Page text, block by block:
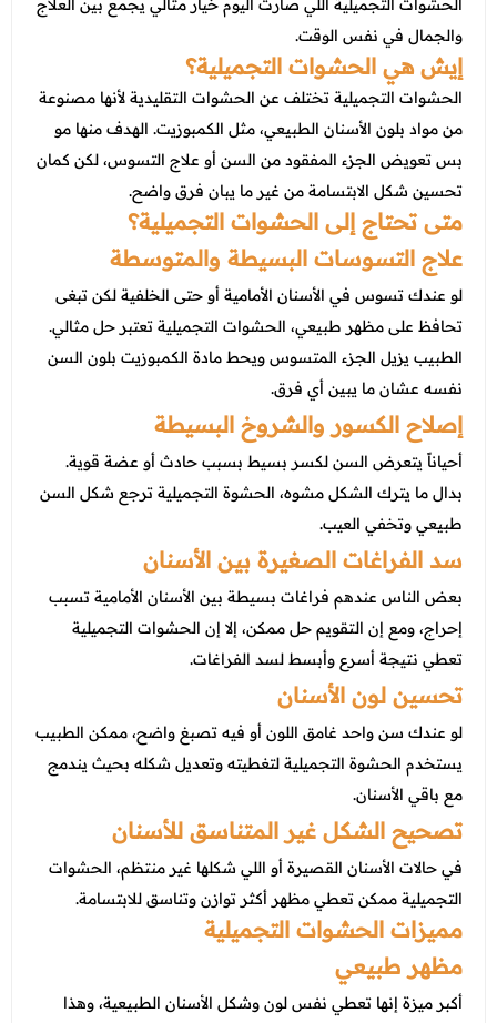
عروض العناية بالشعر
عروض الرجال
عروض جراحات التجميل
عروض قسم الطوارئ
عروض المختبر
عروض الاشعة
عروض الباطنة
عروض العظام
عروض الانف والاذن والحنجرة
عروض العلاج الطبيعي
الحشوات التجميلية اللي صارت اليوم خيار مثالي يجمع بين العلاج
والجمال في نفس الوقت.
إيش هي الحشوات التجميلية؟
الحشوات التجميلية تختلف عن الحشوات التقليدية لأنها مصنوعة
من مواد بلون الأسنان الطبيعي، مثل الكمبوزيت. الهدف منها مو
بس تعويض الجزء المفقود من السن أو علاج التسوس، لكن كمان
تحسين شكل الابتسامة من غير ما يبان فرق واضح.
متى تحتاج إلى الحشوات التجميلية؟
علاج التسوسات البسيطة والمتوسطة
لو عندك تسوس في الأسنان الأمامية أو حتى الخلفية لكن تبغى
تحافظ على مظهر طبيعي، الحشوات التجميلية تعتبر حل مثالي.
الطبيب يزيل الجزء المتسوس ويحط مادة الكمبوزيت بلون السن
نفسه عشان ما يبين أي فرق.
إصلاح الكسور والشروخ البسيطة
أحياناً يتعرض السن لكسر بسيط بسبب حادث أو عضة قوية.
بدال ما يترك الشكل مشوه، الحشوة التجميلية ترجع شكل السن
طبيعي وتخفي العيب.
سد الفراغات الصغيرة بين الأسنان
بعض الناس عندهم فراغات بسيطة بين الأسنان الأمامية تسبب
إحراج، ومع إن التقويم حل ممكن، إلا إن الحشوات التجميلية
تعطي نتيجة أسرع وأبسط لسد الفراغات.
تحسين لون الأسنان
لو عندك سن واحد غامق اللون أو فيه تصبغ واضح، ممكن الطبيب
يستخدم الحشوة التجميلية لتغطيته وتعديل شكله بحيث يندمج
مع باقي الأسنان.
تصحيح الشكل غير المتناسق للأسنان
في حالات الأسنان القصيرة أو اللي شكلها غير منتظم، الحشوات
التجميلية ممكن تعطي مظهر أكثر توازن وتناسق للابتسامة.
مميزات الحشوات التجميلية
مظهر طبيعي
أكبر ميزة إنها تعطي نفس لون وشكل الأسنان الطبيعية، وهذا